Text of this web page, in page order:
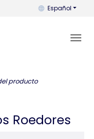
Puedes cambiar
Español
producto
Roedores